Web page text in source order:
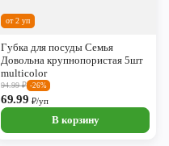
от 2 уп
Губка для посуды Семья
Довольна крупнопористая 5шт
multicolor
94.99₽ -26%
69.99₽/уп
В корзину